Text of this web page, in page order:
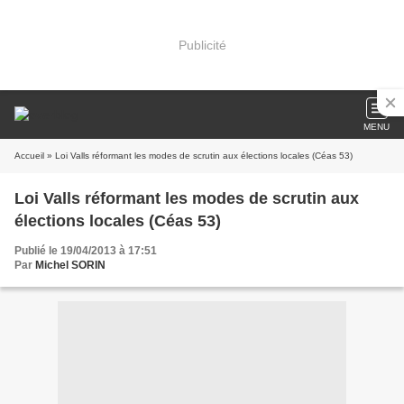
Publicité
MENU
Accueil » Loi Valls réformant les modes de scrutin aux élections locales (Céas 53)
Loi Valls réformant les modes de scrutin aux
élections locales (Céas 53)
Publié le 19/04/2013 à 17:51
Par Michel SORIN